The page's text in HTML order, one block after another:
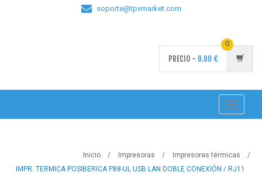
soporte@tpvmarket.com
PRECIO - 0.00 €
0
Toggle
Inicio Impresoras
Impresoras térmicas
IMPR. TERMICA POSIBERICA P88-UL USB LAN DOBLE CONEXIÓN / RJ11